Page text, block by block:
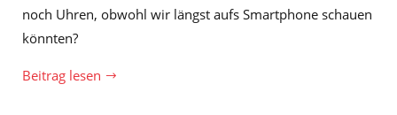
noch Uhren, obwohl wir längst aufs Smartphone schauen
könnten?
Beitrag lesen